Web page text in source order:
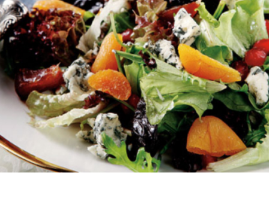
Εύκολη 0:30
15 λεπτά 15 λεπτά